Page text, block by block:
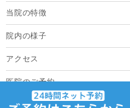
当院の特徴
院内の様子
アクセス
医院のご予約
採用情報